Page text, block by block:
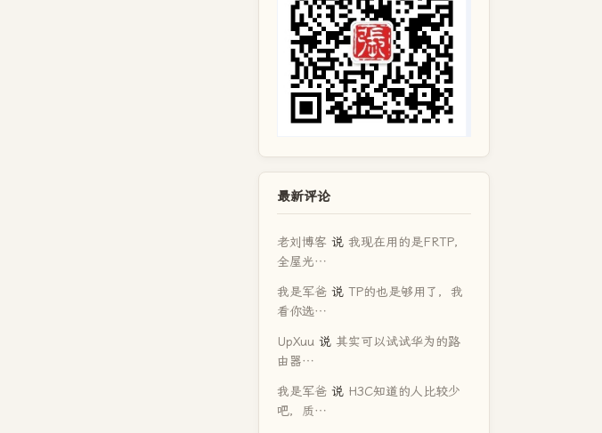
最新评论
老刘博客 说 我现在用的是FRTP，
全屋光…
我是军爸 说 TP的也是够用了，我
看你选…
UpXuu 说 其实可以试试华为的路
由器…
我是军爸 说 H3C知道的人比较少
吧，质…